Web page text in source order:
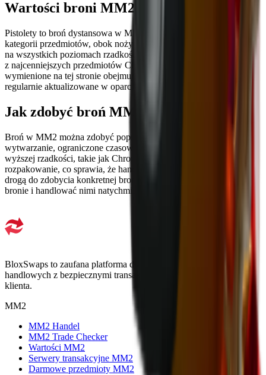
Wartości broni MM2
Pistolety to broń dystansowa w MM2 i jedna z trzech głównych
kategorii przedmiotów, obok noży i zwierzaków. Są one dostępne
na wszystkich poziomach rzadkości, od zwykłych dropów po jedne
z najcenniejszych przedmiotów Chroma i Ancient w grze. Wartości
wymienione na tej stronie obejmują każdą broń w MM2 i są
regularnie aktualizowane w oparciu o bieżącą aktywność rynkową.
Jak zdobyć broń MM2
Broń w MM2 można zdobyć poprzez rozpakowywanie skrzynek,
wytwarzanie, ograniczone czasowo wydarzenia i handel. Bronie o
wyższej rzadkości, takie jak Chromy, mają bardzo niskie szanse na
rozpakowanie, co sprawia, że handel jest najbardziej niezawodną
drogą do zdobycia konkretnej broni. Możesz przeglądać dostępne
bronie i handlować nimi natychmiast na BloxSwaps.
BloxSwaps to zaufana platforma dla wszystkich Twoich potrzeb
handlowych z bezpiecznymi transakcjami i wyjątkową obsługą
klienta.
MM2
MM2 Handel
MM2 Trade Checker
Wartości MM2
Serwery transakcyjne MM2
Darmowe przedmioty MM2